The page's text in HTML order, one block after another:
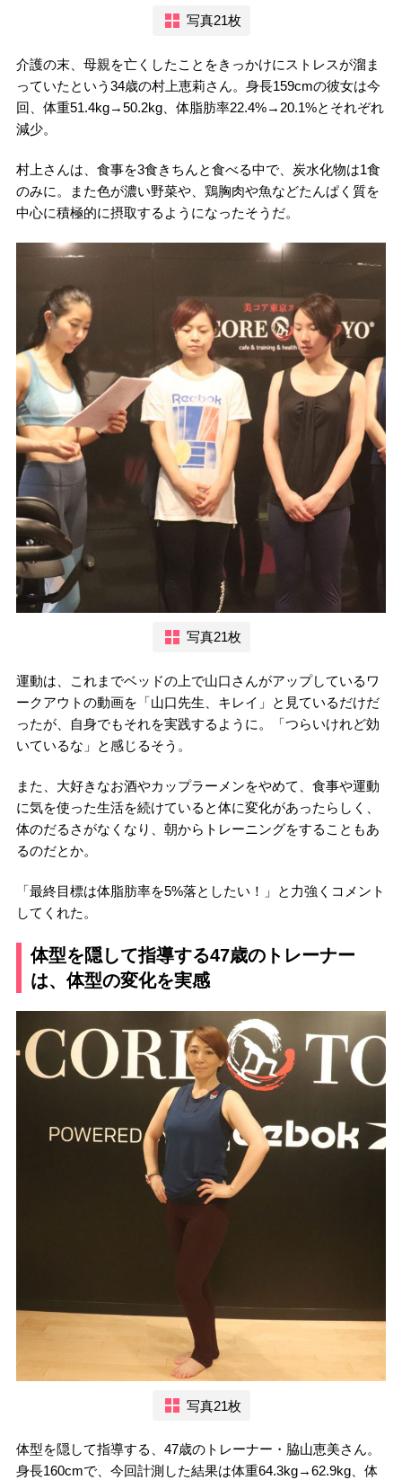
写真21枚
介護の末、母親を亡くしたことをきっかけにストレスが溜ま
っていたという34歳の村上恵莉さん。身長159cmの彼女は今
回、体重51.4kg→50.2kg、体脂肪率22.4%→20.1%とそれぞれ
減少。
村上さんは、食事を3食きちんと食べる中で、炭水化物は1食
のみに。また色が濃い野菜や、鶏胸肉や魚などたんぱく質を
中心に積極的に摂取するようになったそうだ。
写真21枚
運動は、これまでベッドの上で山口さんがアップしているワ
ークアウトの動画を「山口先生、キレイ」と見ているだけだ
ったが、自身でもそれを実践するように。「つらいけれど効
いているな」と感じるそう。
また、大好きなお酒やカップラーメンをやめて、食事や運動
に気を使った生活を続けていると体に変化があったらしく、
体のだるさがなくなり、朝からトレーニングをすることもあ
るのだとか。
「最終目標は体脂肪率を5%落としたい！」と力強くコメント
してくれた。
体型を隠して指導する47歳のトレーナー
は、体型の変化を実感
写真21枚
体型を隠して指導する、47歳のトレーナー・脇山恵美さん。
身長160cmで、今回計測した結果は体重64.3kg→62.9kg、体